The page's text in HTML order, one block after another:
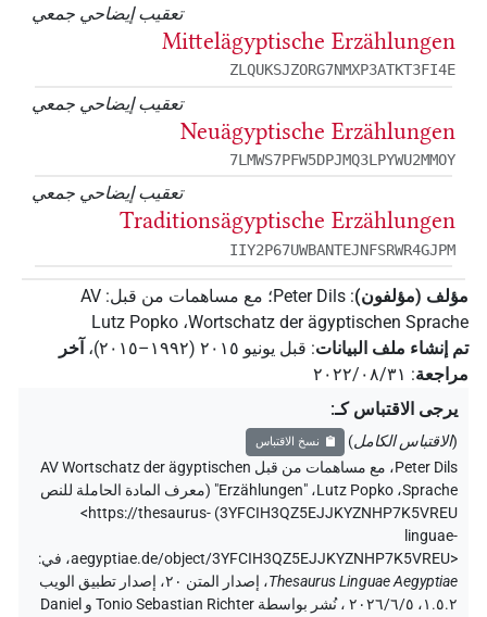
تعقيب إيضاحي جمعي
Mittelägyptische Erzählungen
ZLQUKSJZORG7NMXP3ATKT3FI4E
تعقيب إيضاحي جمعي
Neuägyptische Erzählungen
7LMWS7PFW5DPJMQ3LPYWU2MMOY
تعقيب إيضاحي جمعي
Traditionsägyptische Erzählungen
IIY2P67UWBANTEJNFSRWR4GJPM
مؤلف (مؤلفون):
Peter Dils؛ مع مساهمات من قبل:
AV
Wortschatz der ägyptischen Sprache، Lutz Popko
تم إنشاء ملف البيانات: قبل يونيو ۲۰۱٥ (۱۹۹۲–۲۰۱٥) ، آخر
مراجعة: ٢٠٢٢/٠٨/٣١
يرجى الاقتباس كـ:
(الاقتباس الكامل) نسخ الاقتباس
Peter Dils، مع مساهمات من قبل AV Wortschatz der ägyptischen
Sprache، Lutz Popko، "Erzählungen" (
معرف المادة الحاملة للنص
3YFCIH3QZ5EJJKYZNHP7K5VREU
)
<https://thesaurus-
linguae-
aegyptiae.de/object/3YFCIH3QZ5EJJKYZNHP7K5VREU>، في:
Thesaurus Linguae Aegyptiae،
إصدار المتن ٢٠، إصدار تطبيق الويب
۱.٥.٢، ٢٠٢٦/٦/٥ ، نُشر بواسطة Tonio Sebastian Richter و Daniel